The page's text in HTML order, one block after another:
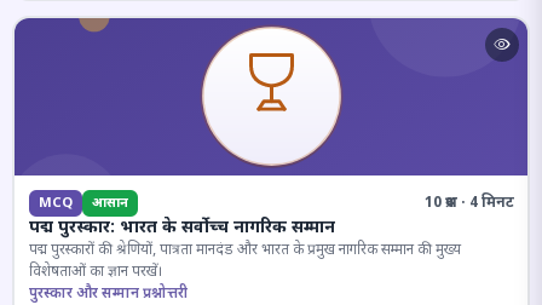
MCQ आसान 10 प्रश्न · 4 मिनट
पद्म पुरस्कार: भारत के सर्वोच्च नागरिक सम्मान
पद्म पुरस्कारों की श्रेणियों, पात्रता मानदंड और भारत के प्रमुख नागरिक सम्मान की मुख्य
विशेषताओं का ज्ञान परखें।
पुरस्कार और सम्मान प्रश्नोत्तरी